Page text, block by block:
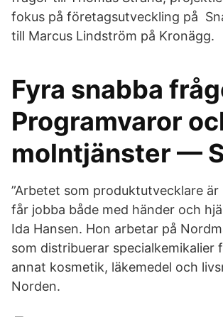
fokus på företagsutveckling på
till Marcus Lindström på Kronägg.
Fyra snabba
Programvaror
molntjänster —
”Arbetet som produktutvecklare
får jobba både med händer och
Ida Hansen. Hon arbetar på
som distribuerar specialkemikalier
annat kosmetik, läkemedel och
Norden.